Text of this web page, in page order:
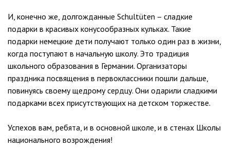
И, конечно же, долгожданные Schultüten – сладкие
подарки в красивых конусообразных кульках. Такие
подарки немецкие дети получают только один раз в жизни,
когда поступают в начальную школу. Это традиция
школьного образования в Германии. Организаторы
праздника посвящения в первоклассники пошли дальше,
повинуясь своему щедрому сердцу. Они одарили сладкими
подарками всех присутствующих на детском торжестве.
Успехов вам, ребята, и в основной школе, и в стенах Школы
национального возрождения!